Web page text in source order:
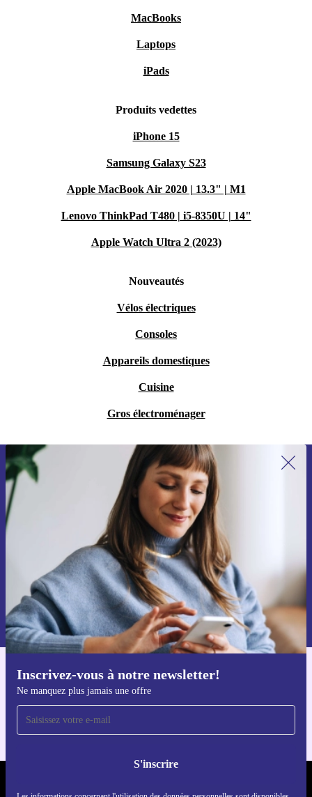
MacBooks
Laptops
iPads
Produits vedettes
iPhone 15
Samsung Galaxy S23
Apple MacBook Air 2020 | 13.3" | M1
Lenovo ThinkPad T480 | i5-8350U | 14"
Apple Watch Ultra 2 (2023)
Nouveautés
Vélos électriques
Consoles
Appareils domestiques
Cuisine
Gros électroménager
Inscrivez-vous à notre newsletter!
Ne manquez plus jamais une offre
S'inscrire
Recevoir offres et infos de refurbed
par mail
Ne manquez plus aucune offre.
S'inscrire
Retrouvez les informations sur l'utilisation des données personnelles
dans notre
politique de confidentialité.
Téléchargez l'application refurbed
Pour iOS et Android